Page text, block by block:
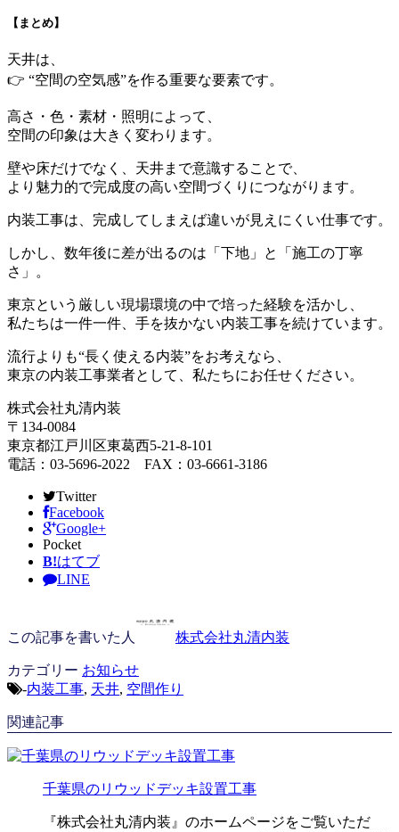
【まとめ】
天井は、
👉 “空間の空気感”を作る重要な要素です。
高さ・色・素材・照明によって、
空間の印象は大きく変わります。
壁や床だけでなく、天井まで意識することで、
より魅力的で完成度の高い空間づくりにつながります。
内装工事は、完成してしまえば違いが見えにくい仕事です。
しかし、数年後に差が出るのは「下地」と「施工の丁寧
さ」。
東京という厳しい現場環境の中で培った経験を活かし、
私たちは一件一件、手を抜かない内装工事を続けています。
流行よりも“長く使える内装”をお考えなら、
東京の内装工事業者として、私たちにお任せください。
株式会社丸清内装
〒134-0084
東京都江戸川区東葛西5-21-8-101
電話：03-5696-2022 FAX：03-6661-3186
Twitter
Facebook
Google+
Pocket
B!はてブ
LINE
この記事を書いた人 株式会社丸清内装
カテゴリー お知らせ
-内装工事, 天井, 空間作り
関連記事
千葉県のリウッドデッキ設置工事
『株式会社丸清内装』のホームページをご覧いただ